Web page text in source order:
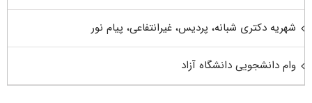
شهریه دکتری شبانه، پردیس، غیرانتفاعی، پیام نور
وام دانشجویی دانشگاه آزاد